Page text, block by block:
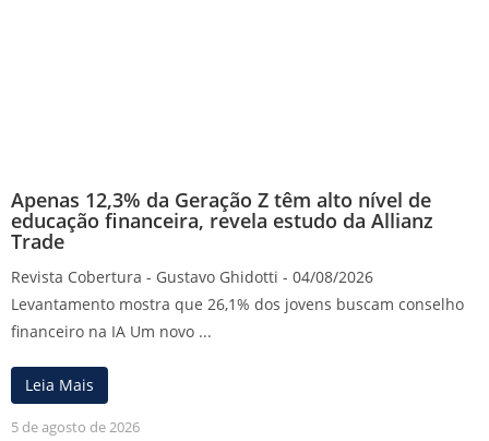
Apenas 12,3% da Geração Z têm alto nível de
educação financeira, revela estudo da Allianz
Trade
Revista Cobertura - Gustavo Ghidotti - 04/08/2026
Levantamento mostra que 26,1% dos jovens buscam conselho
financeiro na IA Um novo ...
Leia Mais
5 de agosto de 2026